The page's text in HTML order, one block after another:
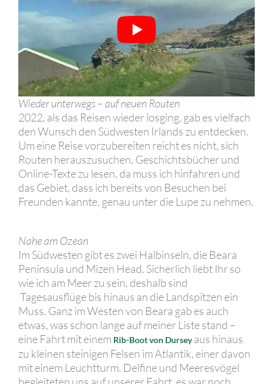
Wieder unterwegs – auf neuen Routen
2022, als das Reisen wieder losging, gab es vielfach
den Wunsch den Südwesten Irlands zu entdecken.
Um eine Reise vorzubereiten reicht es nicht, sich
Routen herauszusuchen, Geschichtsbücher und
Online-Texte zu lesen, da muss ich hinfahren und
das Gebiet, dass ich bereits von Besuchen bei
Freunden kannte, genau unter die Lupe zu nehmen.
Nahe am Ozean
Im Südwesten gibt es zwei Halbinseln, die Beara
Peninsula und Mizen Head. Sicherlich liebt Ihr so
wie ich am Meer zu sein, deshalb sind
Tagesausflüge bis hinaus an die Landspitzen ein
Muss. Ganz im Westen von Beara gab es auch
etwas, was schon lange auf meiner Liste stand –
eine Fahrt mit einem Rib-Boot von Durseyaus hinaus
zu kleinen steinigen Felsen im Atlantik, einer davon
mit einem Leuchtturm. Delfine und Meeresvögel